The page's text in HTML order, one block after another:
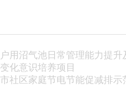
用沼气池日常管理能力提升
化意识培养项目
社区家庭节电节能促减排示